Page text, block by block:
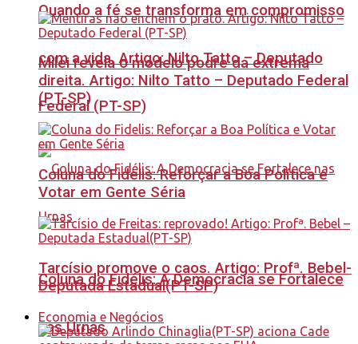
Quando a fé se transforma em compromisso
com a vida. Artigo: Nilto Tatto – Deputado
Federal (PT-SP)
Coluna do Fidélis: A Democracia se Fortalece
nas Urnas
Milei revela o modelo podre da extrema
direita. Artigo: Nilto Tatto – Deputado Federal
(PT-SP)
Coluna do Fidelis: Reforçar a Boa Política e
Votar em Gente Séria
Tarcísio promove o caos. Artigo: Profª. Bebel-
Deputada Estadual(PT-SP)
Economia e Negócios